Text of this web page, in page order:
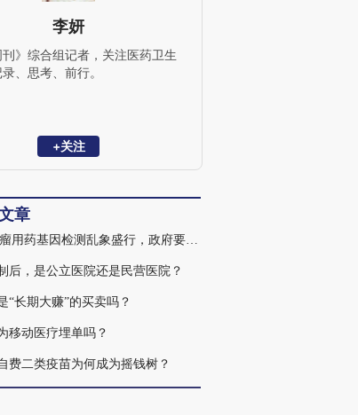
李妍
刊》综合组记者，关注医药卫生
、思考、前行。
+关注
章
火线评论|肿瘤用药基因检测乱象盛行，政府要不要管？
后，是公立医院还是民营医院？
“长期大赚”的买卖吗？
移动医疗埋单吗？
费二类疫苗为何成为摇钱树？